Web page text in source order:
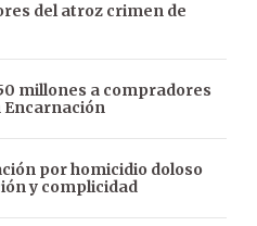
del atroz crimen de
millones a compradores
Encarnación
por homicidio doloso
y complicidad